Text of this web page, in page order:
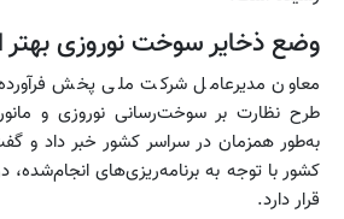
وضع ذخایر سوخت نوروزی بهتر
معاون مدیرعامل شرکت ملی پخش
طرح نظارت بر سوخت‌رسانی نوروزی و
به‌طور همزمان در سراسر کشور خبر داد و
کشور با توجه به برنامه‌ریزی‌های انجام‌شده،
قرار دارد.